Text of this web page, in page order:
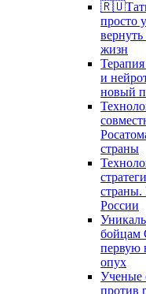
просто
жизн
и
новый
страны
России
бойцам
первую
опух
Ученые
против